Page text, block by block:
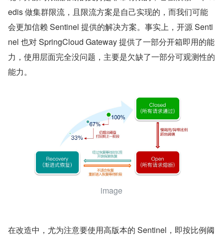
edis 做集群限流，且限流方案是自己实现的，而我们可能
会更加信赖 Sentinel 提供的解决方案。事实上，开源 Senti
nel 也对 SpringCloud Gateway 提供了一部分开箱即用的能
力，使用层面完全没问题，主要是欠缺了一部分可观测性的
能力。
image
在改造中，尤为注意要使用高版本的 Sentinel，即按比例阈